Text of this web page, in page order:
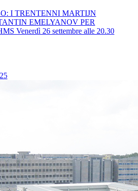
I TRENTENNI MARTIJN
EMELYANOV PER
Venerdì 26 settembre alle 20.30